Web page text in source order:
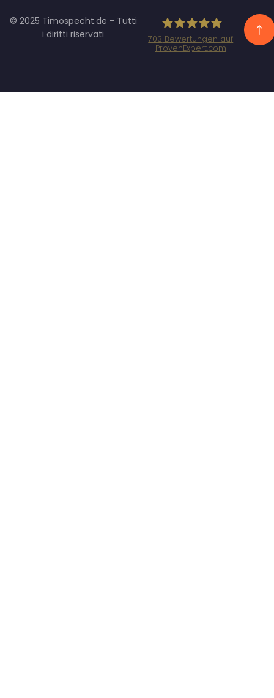
© 2025 Timospecht.de - Tutti
i diritti riservati
GmbH - SEO/SEA
703 Bewertungen auf
ProvenExpert.com